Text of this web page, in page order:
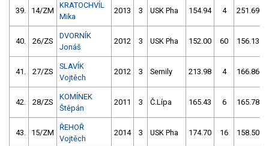
39. 14/ZM
KRATOCHVÍL
Mika
2013 3 USK Pha 154.94 4 251.69
40. 26/ZS
DVORNÍK
Jonáš
2012 3 USK Pha 152.00 60 156.13
41. 27/ZS
SLAVÍK
Vojtěch
2012 3 Semily 213.98 4 166.86
42. 28/ZS
KOMÍNEK
Štěpán
2011 3 Č.Lípa 165.43 6 165.78
43. 15/ZM
ŘEHOŘ
Vojtěch
2014 3 USK Pha 174.70 16 158.50